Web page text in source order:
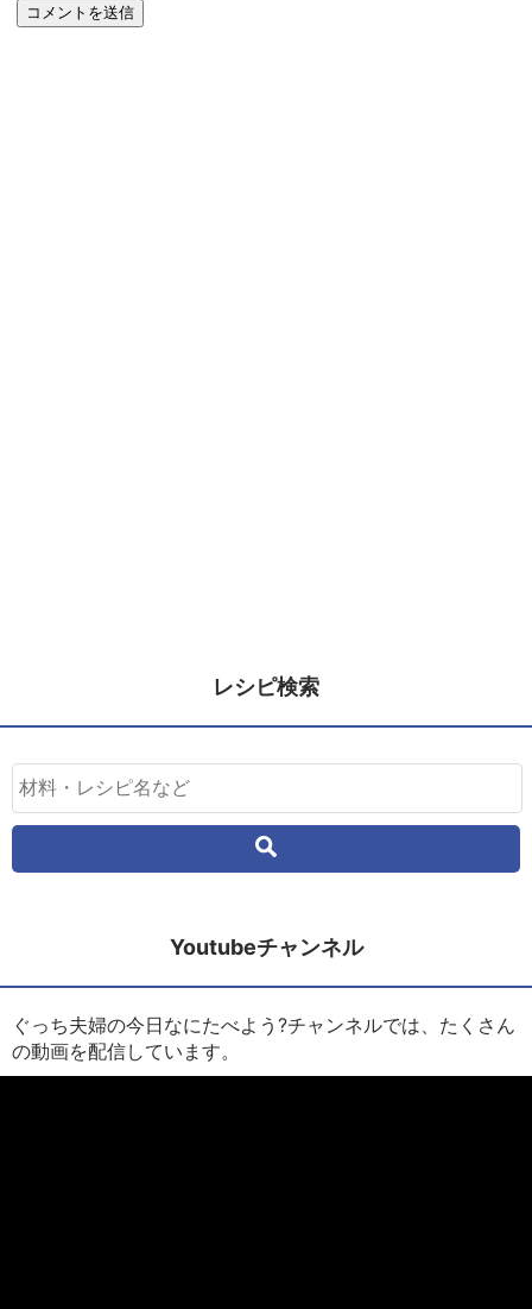
レシピ検索
Youtubeチャンネル
ぐっち夫婦の今日なにたべよう?チャンネルでは、たくさん
の動画を配信しています。